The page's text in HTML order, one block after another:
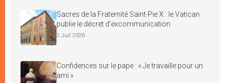
Sacres de la Fraternité Saint-Pie X : le Vatican
publie le décret d’excommunication
2 Juil 2026
Confidences sur le pape : « Je travaille pour un
ami »